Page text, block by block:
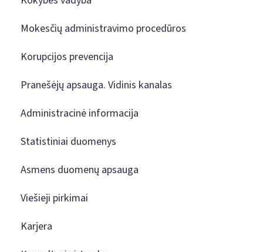
Mokesčių administravimo procedūros
Korupcijos prevencija
Pranešėjų apsauga. Vidinis kanalas
Administracinė informacija
Statistiniai duomenys
Asmens duomenų apsauga
Viešieji pirkimai
Karjera